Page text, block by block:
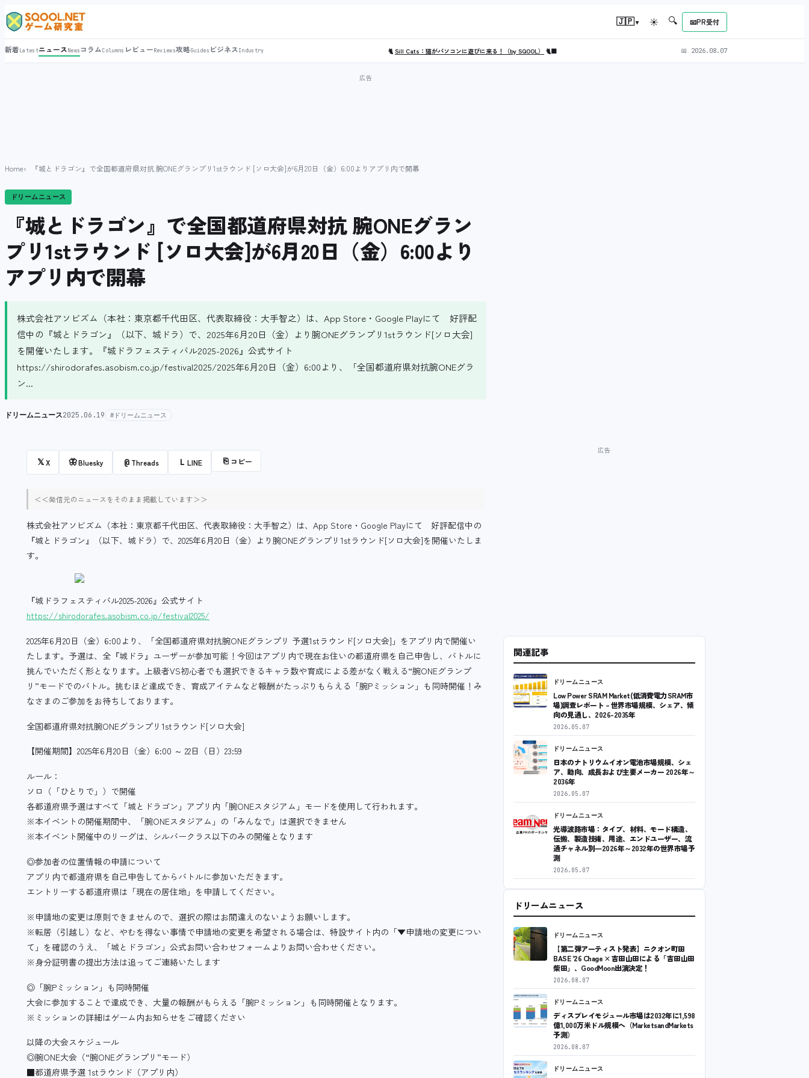
🇯🇵▾ ☀ 🔍 📧PR受付
新着LatestニュースNews コラムColumns レビューReviews攻略Guides ビジネスIndustry 🐈Sill Cats：猫がパソコンに遊びに来る！（by SQOOL） 🐈‍⬛ 📅 2026.08.07
Home 『城とドラゴン』で全国都道府県対抗 腕ONEグランプリ1stラウンド [ソロ大会]が6月20日（金）6:00よりアプリ内で開幕
ドリームニュース
『城とドラゴン』で全国都道府県対抗 腕ONEグラン
プリ1stラウンド [ソロ大会]が6月20日（金）6:00より
アプリ内で開幕
株式会社アソビズム（本社：東京都千代田区、代表取締役：大手智之）は、App Store・Google Playにて 好評配
信中の『城とドラゴン』（以下、城ドラ）で、2025年6月20日（金）より腕ONEグランプリ1stラウンド[ソロ大会]
を開催いたします。『城ドラフェスティバル2025-2026』公式サイト
https://shirodorafes.asobism.co.jp/festival2025/2025年6月20日（金）6:00より、「全国都道府県対抗腕ONEグラ
ン...
ドリームニュース2025.06.19 #ドリームニュース
𝕏X 🦋Bluesky @ Threads L LINE ⎘ コピー
＜＜発信元のニュースをそのまま掲載しています＞＞
株式会社アソビズム（本社：東京都千代田区、代表取締役：大手智之）は、App Store・Google Playにて 好評配信中の
『城とドラゴン』（以下、城ドラ）で、2025年6月20日（金）より腕ONEグランプリ1stラウンド[ソロ大会]を開催いたしま
す。
『城ドラフェスティバル2025-2026』公式サイト
https://shirodorafes.asobism.co.jp/festival2025/
2025年6月20日（金）6:00より、「全国都道府県対抗腕ONEグランプリ 予選1stラウンド[ソロ大会]」をアプリ内で開催い
たします。予選は、全『城ドラ』ユーザーが参加可能！今回はアプリ内で現在お住いの都道府県を自己申告し、バトルに
挑んでいただく形となります。上級者VS初心者でも選択できるキャラ数や育成による差がなく戦える“腕ONEグランプ
リ”モードでのバトル。挑むほど達成でき、育成アイテムなど報酬がたっぷりもらえる「腕Pミッション」も同時開催！み
なさまのご参加をお待ちしております。
全国都道府県対抗腕ONEグランプリ1stラウンド[ソロ大会]
【開催期間】2025年6月20日（金）6:00 ～ 22日（日）23:59
ルール：
ソロ（「ひとりで」）で開催
各都道府県予選はすべて「城とドラゴン」アプリ内「腕ONEスタジアム」モードを使用して行われます。
※本イベントの開催期間中、「腕ONEスタジアム」の「みんなで」は選択できません
※本イベント開催中のリーグは、シルバークラス以下のみの開催となります
◎参加者の位置情報の申請について
アプリ内で都道府県を自己申告してからバトルに参加いただきます。
エントリーする都道府県は「現在の居住地」を申請してください。
※申請地の変更は原則できませんので、選択の際はお間違えのないようお願いします。
※転居（引越し）など、やむを得ない事情で申請地の変更を希望される場合は、特設サイト内の「▼申請地の変更につい
て」を確認のうえ、「城とドラゴン」公式お問い合わせフォームよりお問い合わせください。
※身分証明書の提出方法は追ってご連絡いたします
◎「腕Pミッション」も同時開催
大会に参加することで達成でき、大量の報酬がもらえる「腕Pミッション」も同時開催となります。
※ミッションの詳細はゲーム内お知らせをご確認ください
以降の大会スケジュール
◎腕ONE大会（“腕ONEグランプリ”モード）
■都道府県予選 1stラウンド（アプリ内）
関連記事
ドリームニュース
Low Power SRAM Market(低消費電力SRAM市
場)調査レポート – 世界市場規模、シェア、傾
向の見通し、2026-2035年
2026.05.07
ドリームニュース
日本のナトリウムイオン電池市場規模、シェ
ア、動向、成長および主要メーカー 2026年～
2036年
2026.05.07
ドリームニュース
光導波路市場：タイプ、材料、モード構造、
伝搬、製造技術、用途、エンドユーザー、流
通チャネル別―2026年～2032年の世界市場予
測
2026.05.07
ドリームニュース
ドリームニュース
【第二弾アーティスト発表】ニクオン町田
BASE ’26 Chage × 吉田山田による「吉田山田
柴田」、GoodMoon出演決定！
2026.08.07
ドリームニュース
ディスプレイモジュール市場は2032年に1,598
億1,000万米ドル規模へ（MarketsandMarkets
予測）
2026.08.07
ドリームニュース